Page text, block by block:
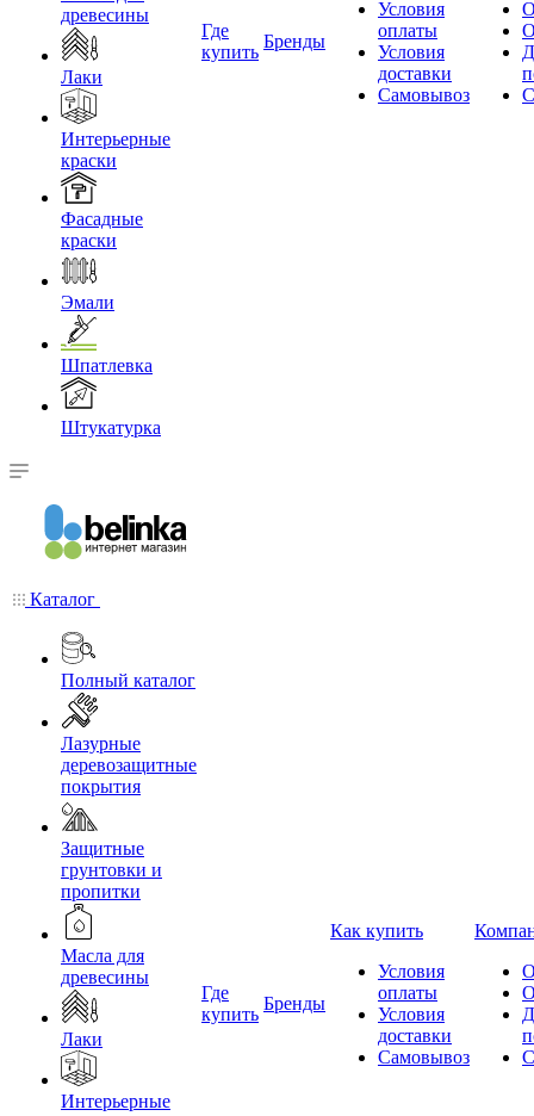
древесины
Лаки
Интерьерные
краски
Фасадные
краски
Эмали
Шпатлевка
Штукатурка
Где
купить
Бренды
Условия
оплаты
Условия
доставки
Самовывоз
Каталог
Полный каталог
Лазурные
деревозащитные
покрытия
Защитные
грунтовки и
пропитки
Масла для
древесины
Лаки
Интерьерные
Где
купить
Бренды
Как купить
Условия
оплаты
Условия
доставки
Самовывоз